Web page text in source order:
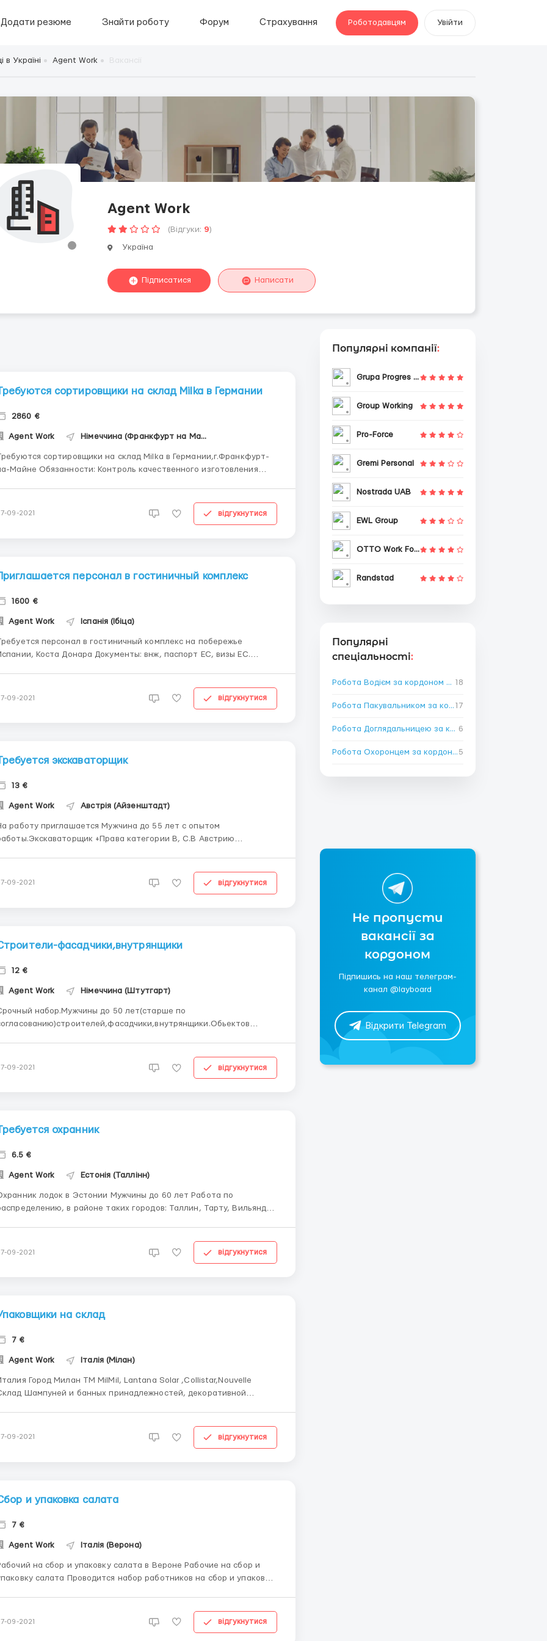
Додати резюме Знайти роботу Форум Страхування Роботодавцям Увійти
в Україні Agent Work
Agent Work
(Відгуки: 9)
Україна
Підписатися Написати
сортировщики на склад Milka в Германии
2860 €
Agent Work Німеччина (Франкфурт на Майні)
сортировщики на склад Milka в Германии,г.Франкфурт-
Обязанности: Контроль качественного изготовления
дальнейшей отправке; Запаковка в большие ящики; Требуются:...
09-2021 відгукнутися
персонал в гостиничный комплекс
1600 €
Agent Work Іспанія (Ібіца)
персонал в гостиничный комплекс на побережье
Коста Донара Документы: внж, паспорт ЕС, визы ЕС.
разнорабочие на кухню, горничные, рецепшен. Работа хороша...
09-2021 відгукнутися
экскаваторщик
13 €
Agent Work Австрія (Айзенштадт)
работу приглашается Мужчина до 55 лет с опытом
+Права категории В, С.В Австрию
договоренности Жилье: Около 250-300€/мес. Пишите ...
09-2021 відгукнутися
фасадчики,внутрянщики
12 €
Agent Work Німеччина (Штутгарт)
набор.Мужчины до 50 лет(старше по
любителей алкоголя -не беспокоить.По
09-2021 відгукнутися
охранник
6.5 €
Agent Work Естонія (Таллінн)
лодок в Эстонии Мужчины до 60 лет Работа по
в районе таких городов: Таллин, Тарту, Вильянди
в квартире со всеми удобствами( оплата ...
09-2021 відгукнутися
на склад
7 €
Agent Work Італія (Мілан)
Милан ТМ MilMil, Lantana Solar ,Collistar,Nouvelle
Шампуней и банных принадлежностей, декоративной
мужчины, женщины, семейные пары ...
09-2021 відгукнутися
и упаковка салата
7 €
Agent Work Італія (Верона)
на сбор и упаковку салата в Вероне Рабочие на сбор и
салата Проводится набор работников на сбор и упаковку
мужчины до 55 лет; Условия: Оплата труда: ...
09-2021 відгукнутися
Популярні компанії:
Grupa Progres Sp. z o.o.
Group Working
Pro-Force
Gremi Personal
Nostrada UAB
EWL Group
OTTO Work Force
Randstad
Популярні
спеціальності:
Робота Водієм за кордоном→ 18
Робота Пакувальником за кордоном 17
Робота Доглядальницею за кордоном 6
Робота Охоронцем за кордоном 5
Не пропусти
вакансії за
кордоном
Підпишись на наш телеграм-
канал @layboard
Відкрити Telegram